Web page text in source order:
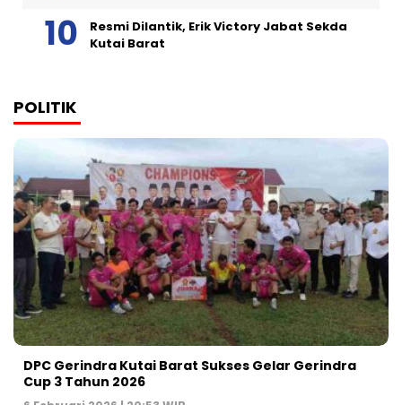
Resmi Dilantik, Erik Victory Jabat Sekda
Kutai Barat
POLITIK
DPC Gerindra Kutai Barat Sukses Gelar Gerindra
Cup 3 Tahun 2026